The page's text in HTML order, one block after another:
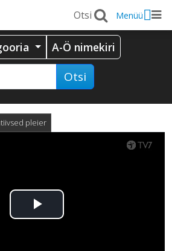
Menüü
A-Ö nimekiri
Otsi
pleier
Esita